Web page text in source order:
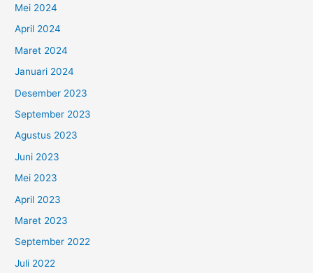
Mei 2024
April 2024
Maret 2024
Januari 2024
Desember 2023
September 2023
Agustus 2023
Juni 2023
Mei 2023
April 2023
Maret 2023
September 2022
Juli 2022